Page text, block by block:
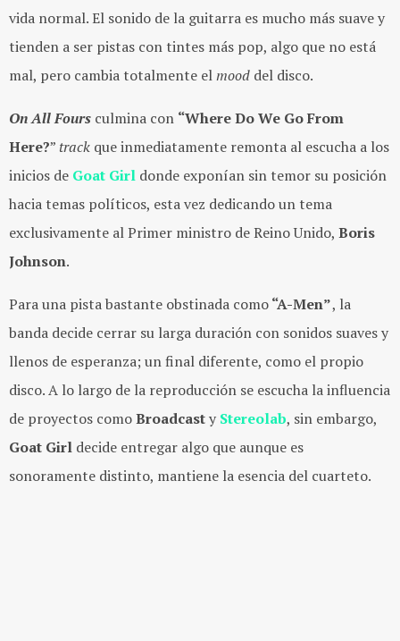
vida normal. El sonido de la guitarra es mucho más suave y
tienden a ser pistas con tintes más pop, algo que no está
mal, pero cambia totalmente elmood del disco.
On All Fours culmina con “Where Do We Go From
Here?” track que inmediatamente remonta al escucha a los
inicios de Goat Girl donde exponían sin temor su posición
hacia temas políticos, esta vez dedicando un tema
exclusivamente al Primer ministro de Reino Unido, Boris
Johnson.
Para una pista bastante obstinada como“A-Men”, la
banda decide cerrar su larga duración con sonidos suaves y
llenos de esperanza; un final diferente, como el propio
disco. A lo largo de la reproducción se escucha la influencia
de proyectos comoBroadcasty Stereolab, sin embargo,
Goat Girl decide entregar algo que aunque es
sonoramente distinto, mantiene la esencia del cuarteto.